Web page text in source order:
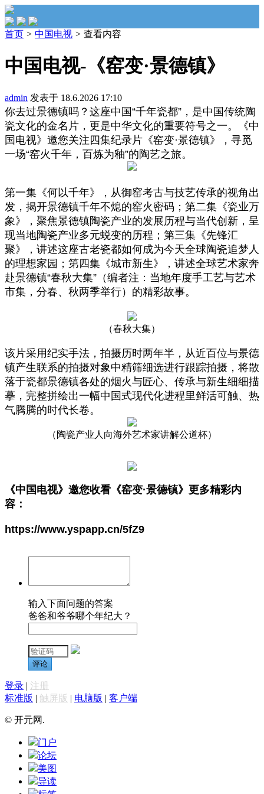
首页 > 中国电视 > 查看内容
中国电视-《窑变·景德镇》
admin 发表于 18.6.2026 17:10
你去过景德镇吗？这座中国“千年瓷都”，是中国传统陶
瓷文化的金名片，更是中华文化的重要符号之一。《中
国电视》邀您关注四集纪录片《窑变·景德镇》，寻觅
一场“窑火千年，百炼为釉”的陶艺之旅。
第一集《何以千年》，从御窑考古与技艺传承的视角出
发，揭开景德镇千年不熄的窑火密码；第二集《瓷业万
象》，聚焦景德镇陶瓷产业的发展历程与当代创新，呈
现当地陶瓷产业多元蜕变的历程；第三集《先锋汇
聚》，讲述这座古老瓷都如何成为今天全球陶瓷追梦人
的理想家园；第四集《城市新生》，讲述全球艺术家奔
赴景德镇“春秋大集”（编者注：当地年度手工艺与艺术
市集，分春、秋两季举行）的精彩故事。
（春秋大集）
该片采用纪实手法，拍摄历时两年半，从近百位与景德
镇产生联系的拍摄对象中精筛细选进行跟踪拍摄，将散
落于瓷都景德镇各处的烟火与匠心、传承与新生细细描
摹，完整拼绘出一幅中国式现代化进程里鲜活可触、热
气腾腾的时代长卷。
（陶瓷产业人向海外艺术家讲解公道杯）
《中国电视》邀您收看 《窑变·景德镇》 更多精彩内
容：
https://www.yspapp.cn/5fZ9
输入下面问题的答案
爸爸和爷爷哪个年纪大？
评论
登录 | 注册
标准版 | 触屏版 | 电脑版 | 客户端
© 开元网.
门户
论坛
美图
导读